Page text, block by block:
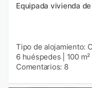
Equipada vivienda de
Tipo de alojamiento:
6 huéspedes
100 m²
Comentarios: 8